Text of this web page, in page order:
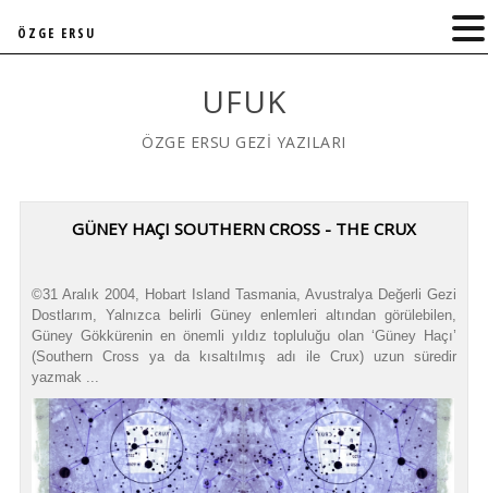
UFUK
ÖZGE ERSU GEZİ YAZILARI
GÜNEY HAÇI SOUTHERN CROSS - THE CRUX
©31 Aralık 2004, Hobart Island Tasmania, Avustralya Değerli Gezi
Dostlarım, Yalnızca belirli Güney enlemleri altından görülebilen,
Güney Gökkürenin en önemli yıldız topluluğu olan ‘Güney Haçı’
(Southern Cross ya da kısaltılmış adı ile Crux) uzun süredir
yazmak ...
ÖZGE ERSU